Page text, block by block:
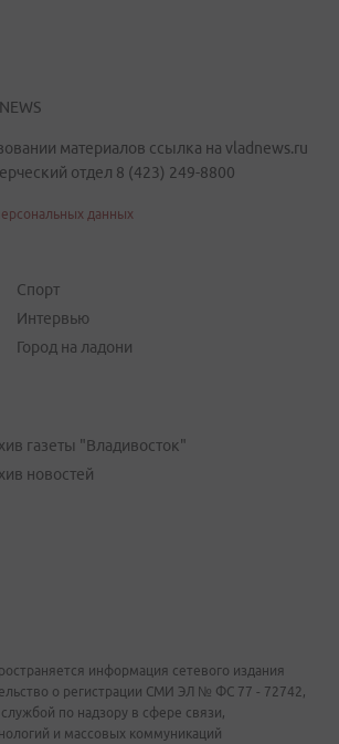
материалов ссылка на vladnews.ru
отдел 8 (423) 249-8800
данных
Спорт
Интервью
Город на ладони
газеты "Владивосток"
новостей
информация сетевого издания
о регистрации СМИ ЭЛ № ФС 77 - 72742,
по надзору в сфере связи,
и массовых коммуникаций